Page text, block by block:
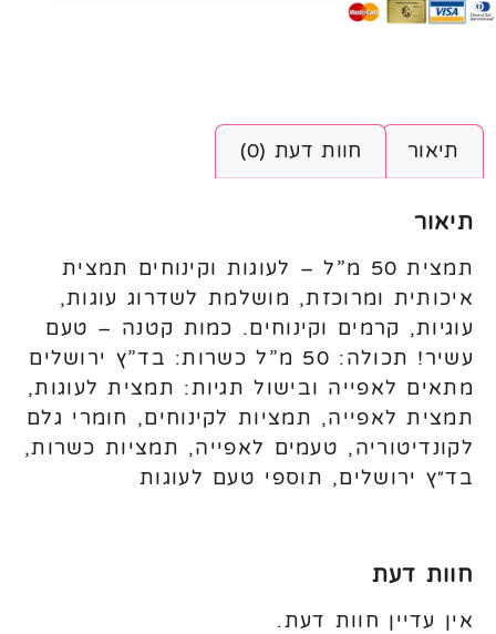
תיאור חוות דעת (0)
תיאור
תמצית 50 מ”ל – לעוגות וקינוחים תמצית
איכותית ומרוכזת, מושלמת לשדרוג עוגות,
עוגיות, קרמים וקינוחים. כמות קטנה – טעם
עשיר! תכולה: 50 מ”ל כשרות: בד”ץ ירושלים
מתאים לאפייה ובישול תגיות: תמצית לעוגות,
תמצית לאפייה, תמציות לקינוחים, חומרי גלם
לקונדיטוריה, טעמים לאפייה, תמציות כשרות,
בד״ץ ירושלים, תוספי טעם לעוגות
חוות דעת
אין עדיין חוות דעת.